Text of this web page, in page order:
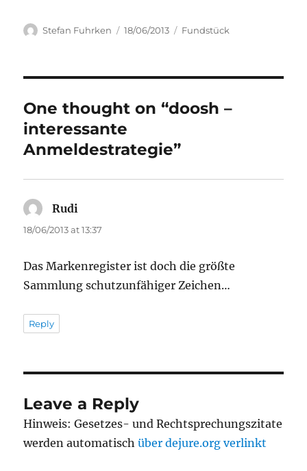
Author
Stefan Fuhrken
Posted
18/06/2013 Categories
Fundstück
One thought on “doosh –
interessante
Anmeldestrategie”
Rudi
18/06/2013 at 13:37
Das Markenregister ist doch die größte
Sammlung schutzunfähiger Zeichen…
Reply
Leave a Reply
Hinweis: Gesetzes- und Rechtsprechungszitate
werden automatischüber dejure.org verlinkt